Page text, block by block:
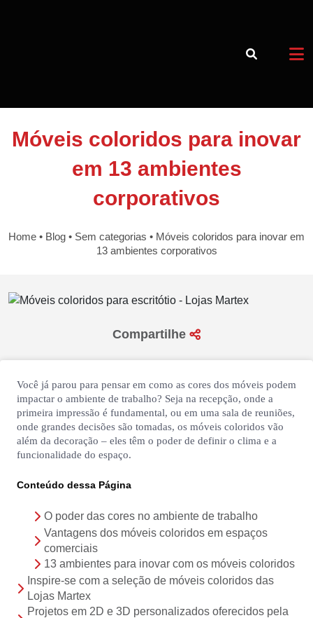
Blog
15 3373-4982
15 97405-4451
sáb das 09h às 13h
Móveis coloridos para inovar
em 13 ambientes
corporativos
Home • Blog • Sem categorias • Móveis coloridos para inovar em
13 ambientes corporativos
Compartilhe
Você já parou para pensar em como as cores dos móveis podem
impactar o ambiente de trabalho? Seja na recepção, onde a
primeira impressão é fundamental, ou em uma sala de reuniões,
onde grandes decisões são tomadas, os móveis coloridos vão
além da decoração – eles têm o poder de definir o clima e a
funcionalidade do espaço.
Conteúdo dessa Página
O poder das cores no ambiente de trabalho
Vantagens dos móveis coloridos em espaços
comerciais
13 ambientes para inovar com os móveis coloridos
Inspire-se com a seleção de móveis coloridos das
Lojas Martex
Projetos em 2D e 3D personalizados oferecidos pela